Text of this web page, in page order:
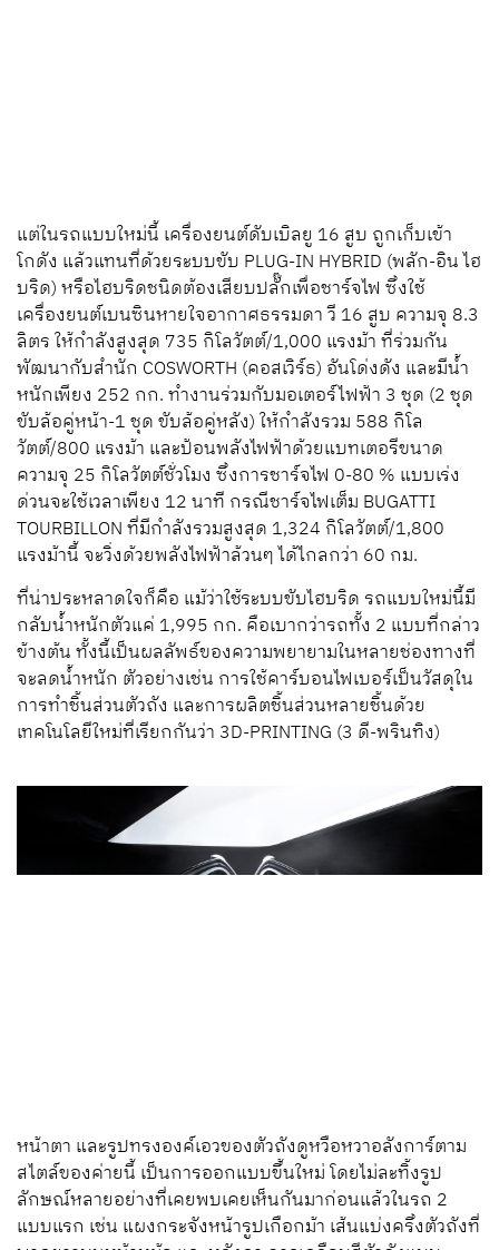
แต่ในรถแบบใหม่นี้ เครื่องยนต์ดับเบิลยู 16 สูบ ถูกเก็บเข้า
โกดัง แล้วแทนที่ด้วยระบบขับ PLUG-IN HYBRID (พลัก-อิน ไฮ
บริด) หรือไฮบริดชนิดต้องเสียบปลั๊กเพื่อชาร์จไฟ ซึ่งใช้
เครื่องยนต์เบนซินหายใจอากาศธรรมดา วี 16 สูบ ความจุ 8.3
ลิตร ให้กำลังสูงสุด 735 กิโลวัตต์/1,000 แรงม้า ที่ร่วมกัน
พัฒนากับสำนัก COSWORTH (คอสเวิร์ธ) อันโด่งดัง และมีน้ำ
หนักเพียง 252 กก. ทำงานร่วมกับมอเตอร์ไฟฟ้า 3 ชุด (2 ชุด
ขับล้อคู่หน้า-1 ชุด ขับล้อคู่หลัง) ให้กำลังรวม 588 กิโล
วัตต์/800 แรงม้า และป้อนพลังไฟฟ้าด้วยแบทเตอรีขนาด
ความจุ 25 กิโลวัตต์ชั่วโมง ซึ่งการชาร์จไฟ 0-80 % แบบเร่ง
ด่วนจะใช้เวลาเพียง 12 นาที กรณีชาร์จไฟเต็ม BUGATTI
TOURBILLON ที่มีกำลังรวมสูงสุด 1,324 กิโลวัตต์/1,800
แรงม้านี้ จะวิ่งด้วยพลังไฟฟ้าล้วนๆ ได้ไกลกว่า 60 กม.
ที่น่าประหลาดใจก็คือ แม้ว่าใช้ระบบขับไฮบริด รถแบบใหม่นี้มี
กลับน้ำหนักตัวแค่ 1,995 กก. คือเบากว่ารถทั้ง 2 แบบที่กล่าว
ข้างต้น ทั้งนี้เป็นผลลัพธ์ของความพยายามในหลายช่องทางที่
จะลดน้ำหนัก ตัวอย่างเช่น การใช้คาร์บอนไฟเบอร์เป็นวัสดุใน
การทำชิ้นส่วนตัวถัง และการผลิตชิ้นส่วนหลายชิ้นด้วย
เทคโนโลยีใหม่ที่เรียกกันว่า 3D-PRINTING (3 ดี-พรินทิง)
หน้าตา และรูปทรงองค์เอวของตัวถังดูหวือหวาอลังการ์ตาม
สไตล์ของค่ายนี้ เป็นการออกแบบขึ้นใหม่ โดยไม่ละทิ้งรูป
ลักษณ์หลายอย่างที่เคยพบเคยเห็นกันมาก่อนแล้วในรถ 2
แบบแรก เช่น แผงกระจังหน้ารูปเกือกม้า เส้นแบ่งครึ่งตัวถังที่